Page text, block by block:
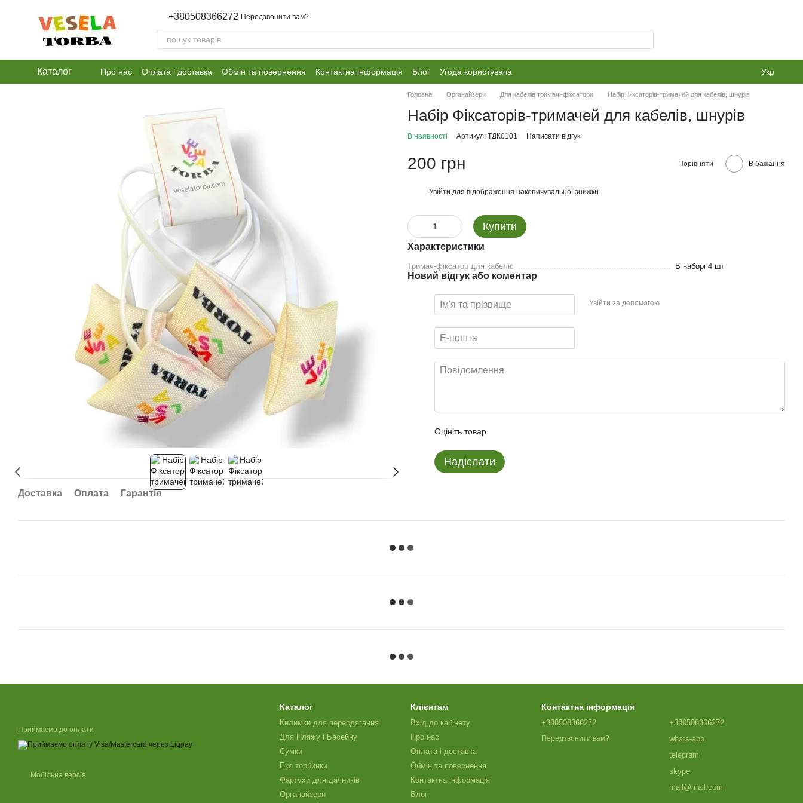
+380508366272 Передзвонити вам?
Каталог Про нас Оплата і доставка Обмін та повернення Контактна інформація Блог Угода користувача Укр
Доставка Оплата Гарантія
Головна Органайзери Для кабелів тримачі-фіксатори Набір Фіксаторів-тримачей для кабелів, шнурів
Набір Фіксаторів-тримачей для кабелів, шнурів
В наявності Артикул: ТДК0101 Написати відгук
200 грн Порівняти В бажання
Увійти для відображення накопичувальної знижки
Купити
Характеристики
Тримач-фіксатор для кабелю В наборі 4 шт
Новий відгук або коментар
Увійти за допомогою
Оцініть товар
Надіслати
Приймаємо до оплати
Мобільна версія
Каталог
Килимки для переодягання
Для Пляжу і Басейну
Сумки
Еко торбинки
Фартухи для дачників
Органайзери
Клієнтам
Вхід до кабінету
Про нас
Оплата і доставка
Обмін та повернення
Контактна інформація
Блог
Контактна інформація
+380508366272
Передзвонити вам?
+380508366272
whats-app
telegram
skype
mail@mail.com